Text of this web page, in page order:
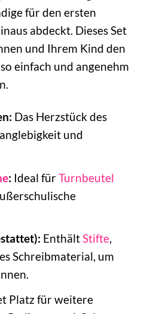
für den ersten
abdeckt. Dieses Set
und Ihrem Kind den
so einfach und angenehm
Das Herzstück des
und
: Ideal fürTurnbeutel
EnthältStifte,
Schreibmaterial, um
Platz für weitere